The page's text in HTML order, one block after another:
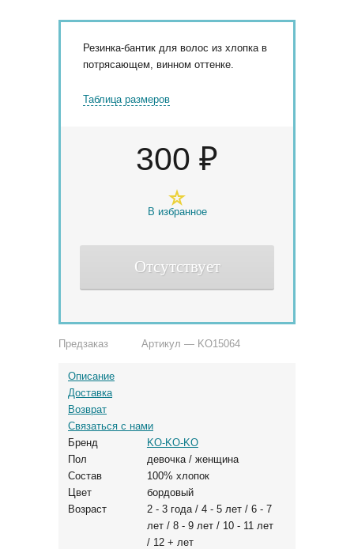
Резинка-бантик для волос из хлопка в
потрясающем, винном оттенке.
Таблица размеров
300 ₽
В избранное
Отсутствует
Предзаказ Артикул — KO15064
Описание
Доставка
Возврат
Связаться с нами
Бренд
KO-KO-KO
Пол
девочка / женщина
Состав
100% хлопок
Цвет
бордовый
Возраст
2 - 3 года / 4 - 5 лет / 6 - 7
лет / 8 - 9 лет / 10 - 11 лет
/ 12 + лет